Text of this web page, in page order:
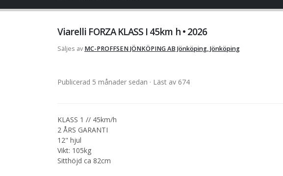
Viarelli FORZA KLASS I 45km h • 2026
Säljes av MC-PROFFSEN JÖNKÖPING ABJönköping, Jönköping
Publicerad 5 månader sedan · Läst av 674
KLASS 1 // 45km/h
2 ÅRS GARANTI
12" hjul
Vikt: 105kg
Sitthöjd ca 82cm